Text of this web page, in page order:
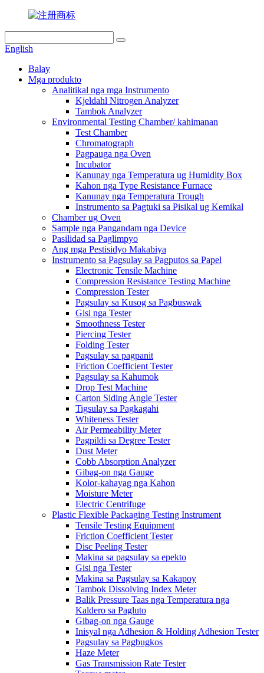
English
Balay
Mga produkto
Analitikal nga mga Instrumento
Kjeldahl Nitrogen Analyzer
Tambok Analyzer
Environmental Testing Chamber/ kahimanan
Test Chamber
Chromatograph
Pagpauga nga Oven
Incubator
Kanunay nga Temperatura ug Humidity Box
Kahon nga Type Resistance Furnace
Kanunay nga Temperatura Trough
Instrumento sa Pagtuki sa Pisikal ug Kemikal
Chamber ug Oven
Sample nga Pangandam nga Device
Pasilidad sa Paglimpyo
Ang mga Pestisidyo Makabiya
Instrumento sa Pagsulay sa Pagputos sa Papel
Electronic Tensile Machine
Compression Resistance Testing Machine
Compression Tester
Pagsulay sa Kusog sa Pagbuswak
Gisi nga Tester
Smoothness Tester
Piercing Tester
Folding Tester
Pagsulay sa pagpanit
Friction Coefficient Tester
Pagsulay sa Kahumok
Drop Test Machine
Carton Siding Angle Tester
Tigsulay sa Pagkagahi
Whiteness Tester
Air Permeability Meter
Pagpildi sa Degree Tester
Dust Meter
Cobb Absorption Analyzer
Gibag-on nga Gauge
Kolor-kahayag nga Kahon
Moisture Meter
Electric Centrifuge
Plastic Flexible Packaging Testing Instrument
Tensile Testing Equipment
Friction Coefficient Tester
Disc Peeling Tester
Makina sa pagsulay sa epekto
Gisi nga Tester
Makina sa Pagsulay sa Kakapoy
Tambok Dissolving Index Meter
Balik Pressure Taas nga Temperatura nga
Kaldero sa Pagluto
Gibag-on nga Gauge
Inisyal nga Adhesion & Holding Adhesion Tester
Pagsulay sa Pagbugkos
Haze Meter
Gas Transmission Rate Tester